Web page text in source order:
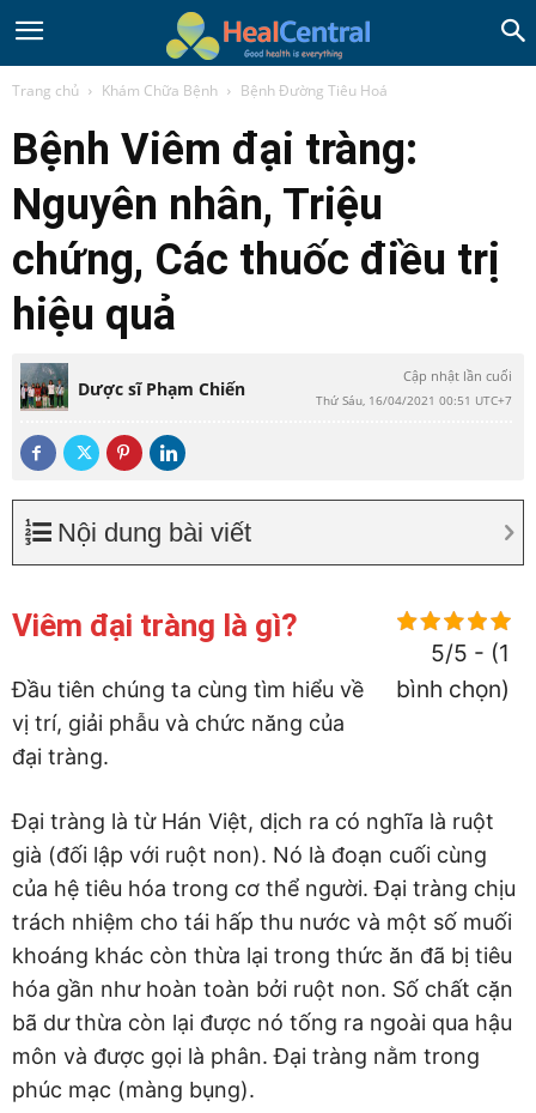
Trang chủ Khám Chữa Bệnh Bệnh Đường Tiêu Hoá
Bệnh Viêm đại tràng:
Nguyên nhân, Triệu
chứng, Các thuốc điều trị
hiệu quả
Dược sĩ Phạm Chiến
Cập nhật lần cuối
Thứ Sáu, 16/04/2021 00:51 UTC+7
Nội dung bài viết
5/5 - (1
bình chọn)
Viêm đại tràng là gì?
Đầu tiên chúng ta cùng tìm hiểu về
vị trí, giải phẫu và chức năng của
đại tràng.
Đại tràng là từ Hán Việt, dịch ra có nghĩa là ruột
già (đối lập với ruột non). Nó là đoạn cuối cùng
của hệ tiêu hóa trong cơ thể người. Đại tràng chịu
trách nhiệm cho tái hấp thu nước và một số muối
khoáng khác còn thừa lại trong thức ăn đã bị tiêu
hóa gần như hoàn toàn bởi ruột non. Số chất cặn
bã dư thừa còn lại được nó tống ra ngoài qua hậu
môn và được gọi là phân. Đại tràng nằm trong
phúc mạc (màng bụng).